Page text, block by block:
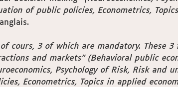
of public policies, Econometrics,
cours, 3 of which are mandatory. These
and markets" (Behavioral public
Psychology of Risk, Risk and
Econometrics, Topics in applied